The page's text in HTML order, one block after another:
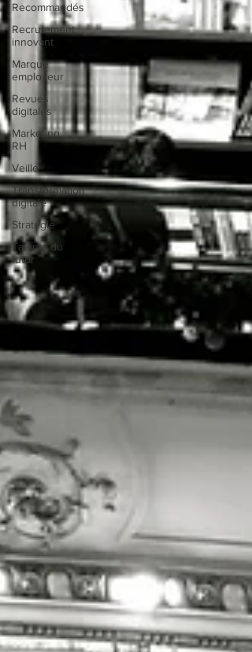
Recommandés
Recrutement
innovant
Marque
employeur
Revues
digitales
Marketing
RH
Veille
Transformation
digitale
Stratégie
Talents du
futur